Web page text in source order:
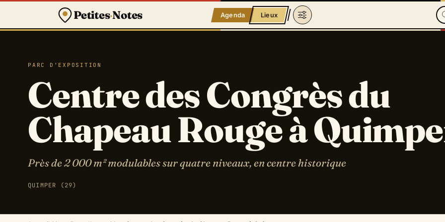
Petites·Notes Agenda Lieux
PARC D'EXPOSITION
Centre des Congrès du
Chapeau Rouge à
Près de 2 000 m² modulables sur quatre niveaux, en centre historique
QUIMPER (29)